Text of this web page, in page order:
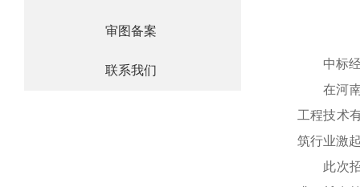
审图备案
联系我们
中标
在河
工程技术
筑行业激
此次